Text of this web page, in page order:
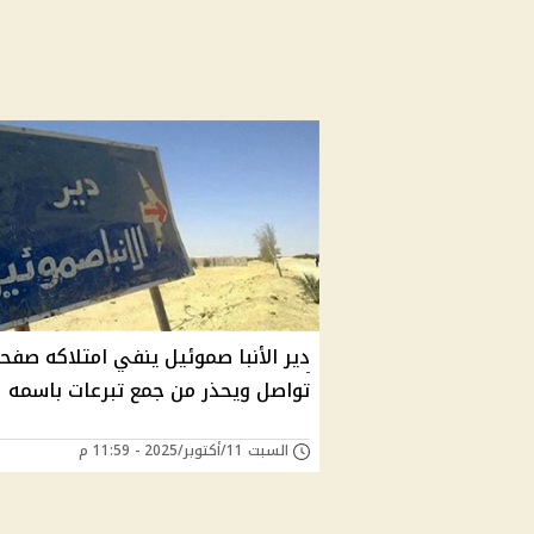
دير الأنبا صموئيل ينفي امتلاكه
تواصل ويحذر من جمع تبرعات باسمه
السبت 11/أكتوبر/2025 - 11:59 م